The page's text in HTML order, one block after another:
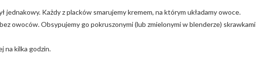
jednakowy. Każdy z placków smarujemy kremem, na którym układamy owoce.
owoców. Obsypujemy go pokruszonymi (lub zmielonymi w blenderze) skrawkami
na kilka godzin.